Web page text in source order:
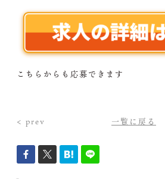
こちらからも応募できます
< prev 一覧に戻る